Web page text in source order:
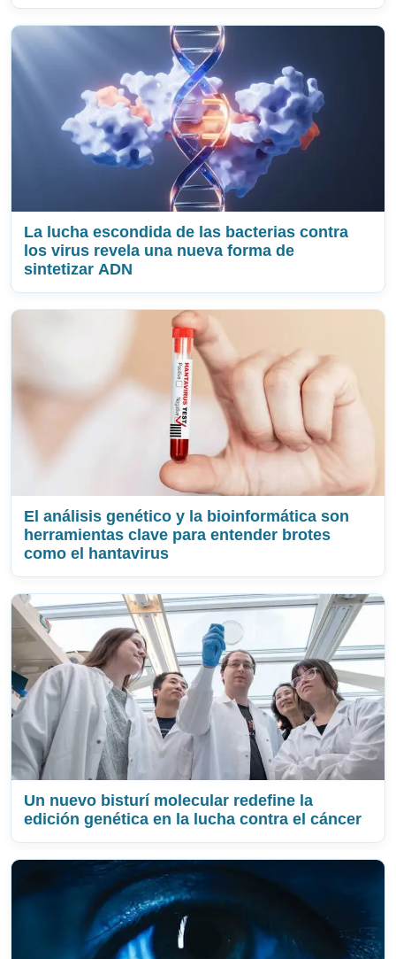
La lucha escondida de las bacterias contra
los virus revela una nueva forma de
sintetizar ADN
El análisis genético y la bioinformática son
herramientas clave para entender brotes
como el hantavirus
Un nuevo bisturí molecular redefine la
edición genética en la lucha contra el cáncer